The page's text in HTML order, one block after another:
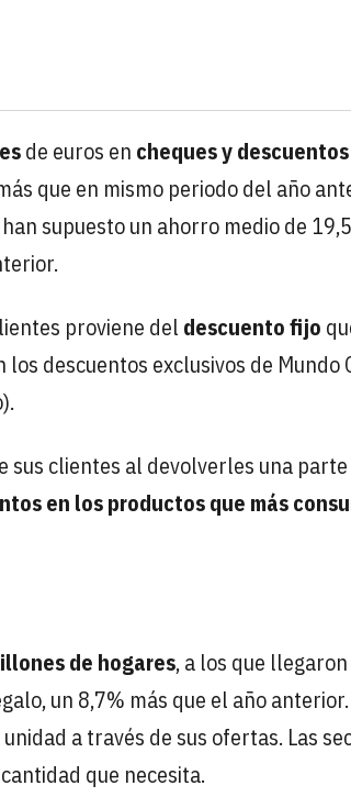
de euros en cheques y descuentos
que en mismo periodo del año
supuesto un ahorro medio de
proviene del descuento fijo
descuentos exclusivos de Mundo
clientes al devolverles una
en los productos que más
de hogares, a los que
un 8,7% más que el año
a través de sus ofertas. Las
que necesita.